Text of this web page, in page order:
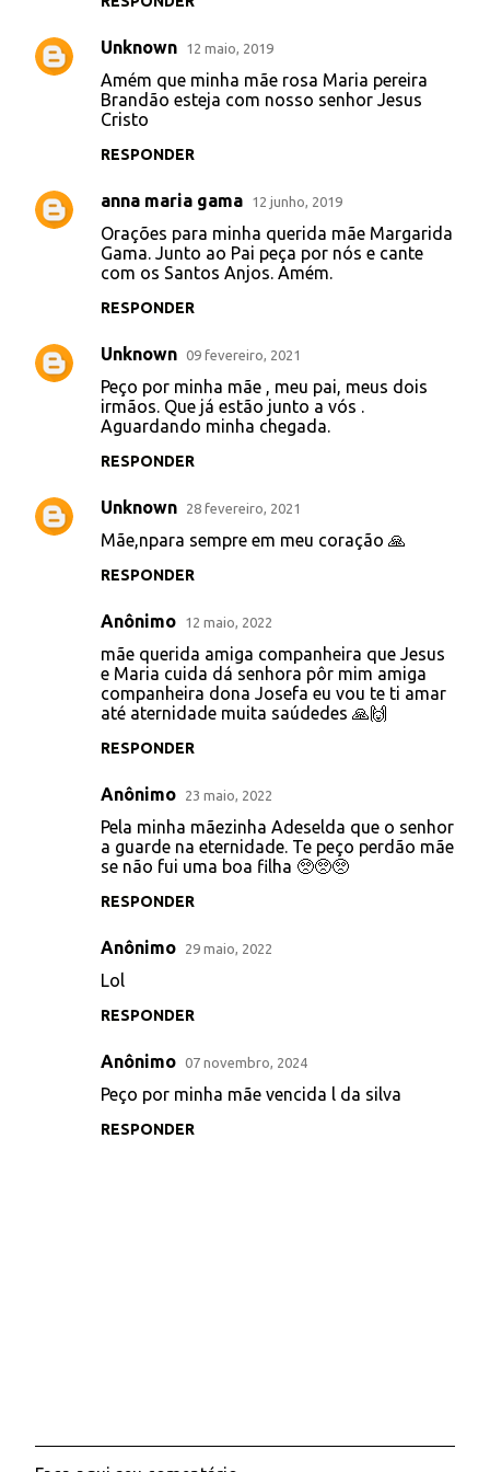
Unknown 12 maio, 2019
Amém que minha mãe rosa Maria pereira
Brandão esteja com nosso senhor Jesus
Cristo
RESPONDER
anna maria gama 12 junho, 2019
Orações para minha querida mãe Margarida
Gama. Junto ao Pai peça por nós e cante
com os Santos Anjos. Amém.
RESPONDER
Unknown 09 fevereiro, 2021
Peço por minha mãe , meu pai, meus dois
irmãos. Que já estão junto a vós .
Aguardando minha chegada.
RESPONDER
Unknown 28 fevereiro, 2021
Mãe,npara sempre em meu coração 🙏
RESPONDER
Anônimo 12 maio, 2022
mãe querida amiga companheira que Jesus
e Maria cuida dá senhora pôr mim amiga
companheira dona Josefa eu vou te ti amar
até aternidade muita saúdedes 🙏🙌
RESPONDER
Anônimo 23 maio, 2022
Pela minha mãezinha Adeselda que o senhor
a guarde na eternidade. Te peço perdão mãe
se não fui uma boa filha 🥺🥺🥺
RESPONDER
Anônimo 29 maio, 2022
Lol
RESPONDER
Anônimo 07 novembro, 2024
Peço por minha mãe vencida l da silva
RESPONDER